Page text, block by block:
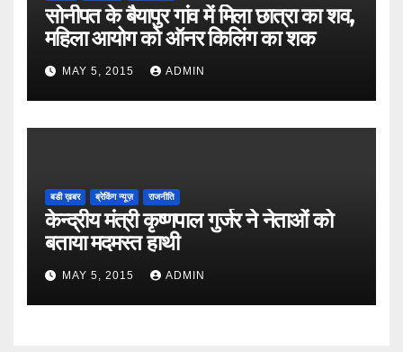
सोनीपत के बैयापुर गांव में मिला छात्रा का शव,
महिला आयोग को ऑनर किलिंग का शक
MAY 5, 2015 ADMIN
बडी ख़बर ब्रेकिंग न्यूज़ राजनीति
केन्द्रीय मंत्री कृष्णपाल गुर्जर ने नेताओं को
बताया मदमस्त हाथी
MAY 5, 2015 ADMIN